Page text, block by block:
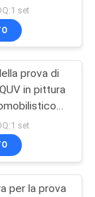
set
prova di
in pittura
eccset
per la prova